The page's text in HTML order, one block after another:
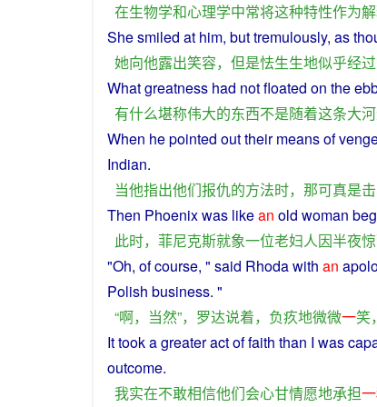
在生物学和心理学中常将这种特性作为
Shesmiled at him, buttremulously, as
她向他露出笑容， 但是怯生生地似乎经过
Whatgreatness had notfloated on the
有什么堪称伟大的东西不是随着这条大河
When hepointed outtheir meansof
Indian.
当他指出他们报仇的方法时， 那可真是
Then Phoenixwas likean old woman
此时， 菲尼克斯就象一位老妇人因半夜
"Oh, ofcourse, " said Rhodawith an
Polish business. "
“啊， 当然”， 罗达说着， 负疚地微微一笑
Ittookagreater act offaith than I was
outcome.
我实在不敢相信他们会心甘情愿地承担